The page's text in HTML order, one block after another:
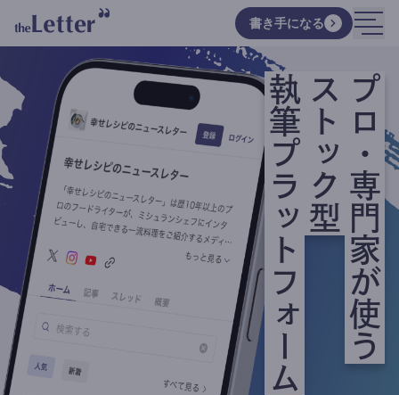
書き手になる
プロ・専門家が使う
ストック型
執筆プラットフォーム